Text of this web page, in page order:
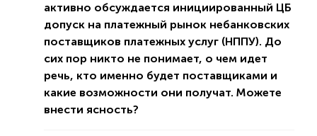
активно обсуждается инициированный ЦБ
допуск на платежный рынок небанковских
поставщиков платежных услуг (НППУ). До
сих пор никто не понимает, о чем идет
речь, кто именно будет поставщиками и
какие возможности они получат. Можете
внести ясность?